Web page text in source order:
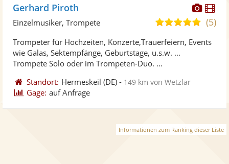
Fotos
Gerhard Piroth
5,0
5
(5)
Einzelmusiker, Trompete
Trompeter für Hochzeiten, Konzerte,Trauerfeiern, Events
wie Galas, Sektempfänge, Geburtstage, u.s.w. ...
Trompete Solo oder im Trompeten-Duo. ...
Standort: Hermeskeil (DE) - 149 km von Wetzlar
Gage: auf Anfrage
Informationen zum Ranking dieser Liste